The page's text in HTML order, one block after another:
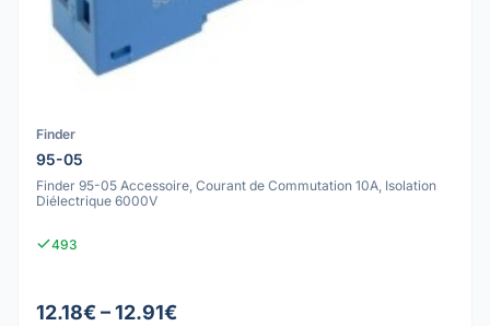
Finder
95-05
Finder 95-05 Accessoire, Courant de Commutation 10A, Isolation
Diélectrique 6000V
493
12.18€ – 12.91€